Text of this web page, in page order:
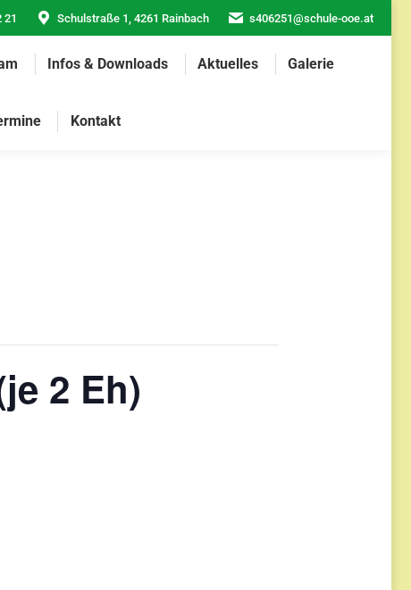
21 Schulstraße 1, 4261 Rainbach s406251@schule-ooe.at
Infos & Downloads Aktuelles Galerie
Kontakt
2 Eh)